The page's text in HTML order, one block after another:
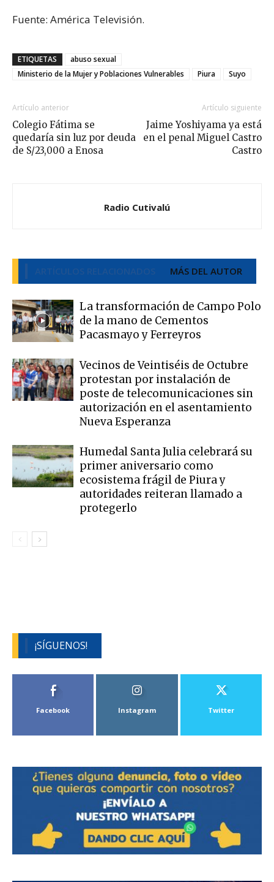
Fuente: América Televisión.
ETIQUETAS
abuso sexual
Ministerio de la Mujer y Poblaciones Vulnerables
Piura Suyo
Artículo anterior
Colegio Fátima se
quedaría sin luz por deuda
de S/23,000 a Enosa
Artículo siguiente
Jaime Yoshiyama ya está
en el penal Miguel Castro
Castro
Radio Cutivalú
ARTÍCULOS RELACIONADOS MÁS DEL AUTOR
La transformación de Campo Polo
de la mano de Cementos
Pacasmayo y Ferreyros
Vecinos de Veintiséis de Octubre
protestan por instalación de
poste de telecomunicaciones sin
autorización en el asentamiento
Nueva Esperanza
Humedal Santa Julia celebrará su
primer aniversario como
ecosistema frágil de Piura y
autoridades reiteran llamado a
protegerlo
¡SÍGUENOS!